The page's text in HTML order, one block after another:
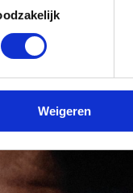
Weigeren